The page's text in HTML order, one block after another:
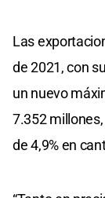
Las
de 2021, con
un nuevo
7.352
de 4,9% en